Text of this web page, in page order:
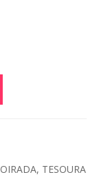
, TESOURA